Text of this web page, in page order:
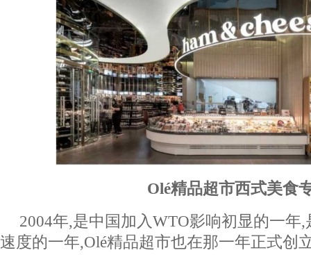
Olé精品超市西式美食
2004年,是中国加入WTO影响初显的一年
速度的一年,Olé精品超市也在那一年正式创